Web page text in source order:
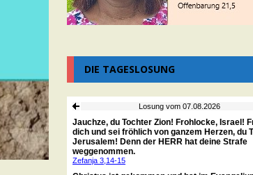
DIE TAGESLOSUNG